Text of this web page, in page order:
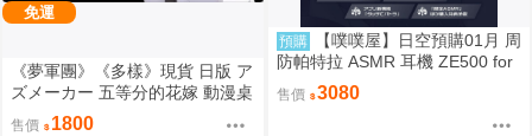
免運
《夢軍團》《多樣》現貨 日版 ア
ズメーカー 五等分的花嫁 動漫桌
墊 卡墊 中野一花
售價 1800
預購
【噗噗屋】日空預購01月 周
防帕特拉 ASMR 耳機 ZE500 for
ASMR CyberPatra
售價 3080